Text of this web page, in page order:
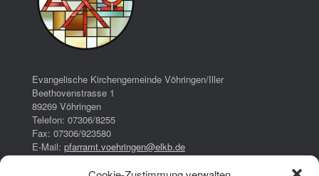
Evangelische Kirchengemeinde Vöhringen/Iller
Beethovenstrasse 1
89269 Vöhringen
Telefon: 07306/8255
Fax: 07306/923580
E-Mail: pfarramt.voehringen@elkb.de